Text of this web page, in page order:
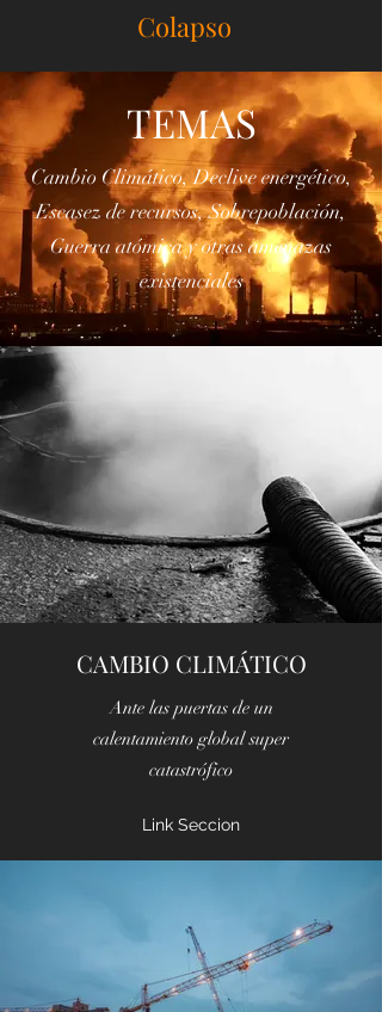
web de Marxismo y
Colapso
TEMAS
Cambio Climático, Declive energético,
Escasez de recursos, Sobrepoblación,
Guerra atómica y otras amenazas
existenciales
CAMBIO CLIMÁTICO
Ante las puertas de un
catastrófico